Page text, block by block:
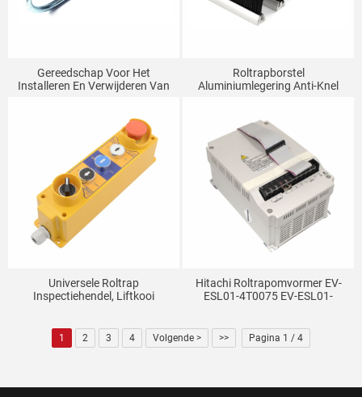
Gereedschap Voor Het
Installeren En Verwijderen Van
Installeren En Onderhouden
Van Liften Universele Haak
Voor Leuningbanden
Roltrapborstel
Aluminiumlegering Anti-Knel
Universele Roltrap
Inspectiehendel, Liftkooi
Hitachi Roltrapomvormer EV-
ESL01-4T0075 EV-ESL01-
1 2 3 4 Volgende > >> Pagina 1 / 4